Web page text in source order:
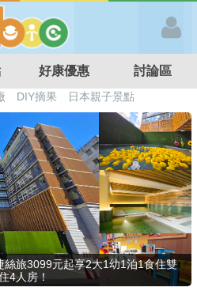
好康優惠 討論區
DIY摘果
日本親子景點
親子餐廳 溫泉泡湯SPA
旅3099元起享2大1幼1泊1食住雙
4人房！